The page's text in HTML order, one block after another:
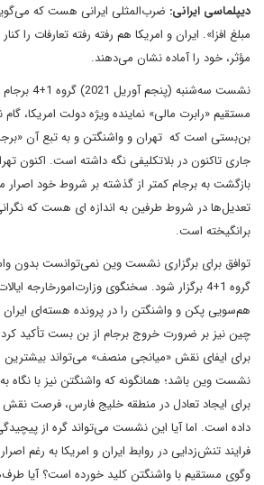
دیپلماسی ایرانی: ضرب‌المثلی ایرانی هست که
مبلغ افزا». ایران و امریکا هم رفته رفته‌ تعارفات را
مؤثر، خود‌ را آماده نشان می‌دهند.
نشست سه‌شنبه
مستقیم «رابرت مالی» نماینده ویژه دولت امریکا،
بن‌بستی است که تهران و واشنگتن و به تبع آن
جاری تاکنون در بلاتکلیفی نگه داشته است. اکنون
بازگشت به برجام کمتر از گذشته بر شروط خود
تعدیل‌ها در شروط طرفین به اندازه ای هست که
برانگیخته است.
توافق برای برگزاری نشست وین نمی‌توانست بدون
گروه 1+4 برگزار شود. سخنگوی وزارت‌امور‌خارجه
هم‌سویی پکن و واشنگتن را در پرونده هسته‌ای
چین نیز بر ضرورت خروج برجام از بن بست تأکید
برای ایفای نقش «میانجی منصف» می‌تواند بیشترین
نشست وین باشد؛ همانگونه که واشنگتن نیز با نگاه
برای ایجاد تعادل در منطقه خلیج فارس، فرصت نقش
داده است. اما آیا این نشست می‌تواند گره از پیچیدگی
فرایند تنش‌زدایی در روابط ایران و امریکا به رغم
وگوی مستقیم با واشنگتن کلید خورده است؟ آیا